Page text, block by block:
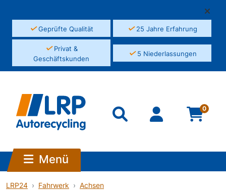
✓Geprüfte Qualität ✓25 Jahre Erfahrung
✓Privat &
Geschäftskunden
✓5 Niederlassungen
0
Menü
LRP24 Fahrwerk
Achsen